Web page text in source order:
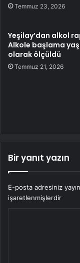
Temmuz 23, 2026
Yeşilay’dan alkol
Alkole başlama
olarak ölçüldü
Temmuz 21, 2026
Bir yanıt yazın
E-posta adresiniz
işaretlenmişlerdir